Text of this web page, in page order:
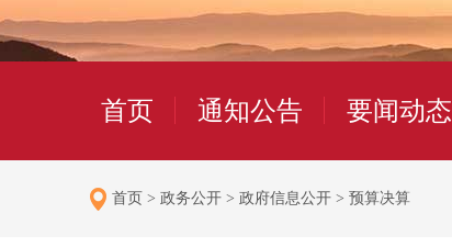
首页 通知公告 要闻动态
首页 > 政务公开 > 政府信息公开 > 预算决算